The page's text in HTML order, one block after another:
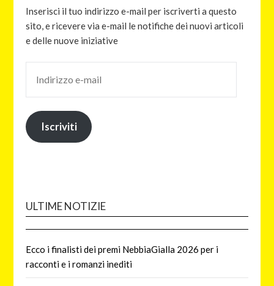
Inserisci il tuo indirizzo e-mail per iscriverti a questo
sito, e ricevere via e-mail le notifiche dei nuovi articoli
e delle nuove iniziative
Iscriviti
ULTIME NOTIZIE
Ecco i finalisti dei premi NebbiaGialla 2026 per i
racconti e i romanzi inediti